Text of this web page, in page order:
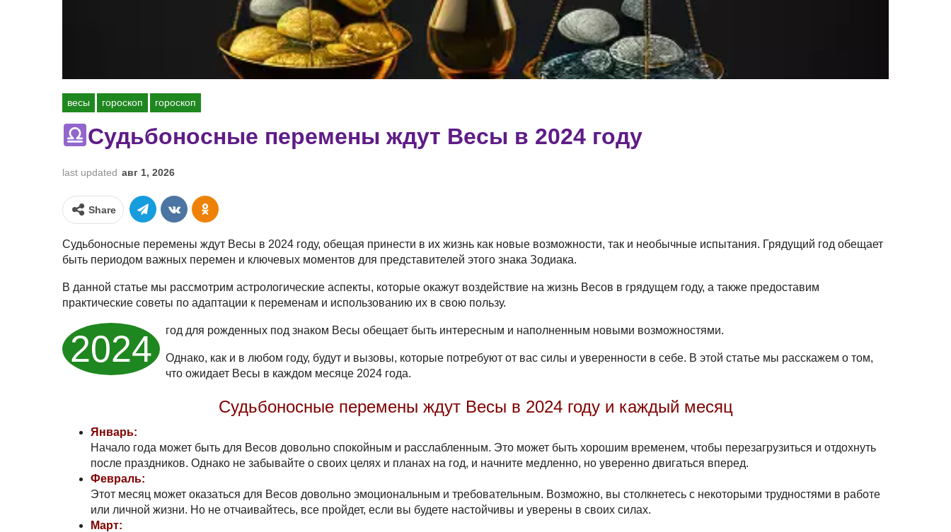
весы гороскоп гороскоп
Судьбоносные перемены ждут Весы в 2024 году
last updated авг 1, 2026
Share
Судьбоносные перемены ждут Весы в 2024 году, обещая принести в их жизнь как новые возможности, так и необычные испытания. Грядущий год обещает
быть периодом важных перемен и ключевых моментов для представителей этого знака Зодиака.
В данной статье мы рассмотрим астрологические аспекты, которые окажут воздействие на жизнь Весов в грядущем году, а также предоставим
практические советы по адаптации к переменам и использованию их в свою пользу.
2024 год для рожденных под знаком Весы обещает быть интересным и наполненным новыми возможностями.
Однако, как и в любом году, будут и вызовы, которые потребуют от вас силы и уверенности в себе. В этой статье мы расскажем о том,
что ожидает Весы в каждом месяце 2024 года.
Судьбоносные перемены ждут Весы в 2024 году и каждый месяц
Январь:
Начало года может быть для Весов довольно спокойным и расслабленным. Это может быть хорошим временем, чтобы перезагрузиться и отдохнуть
после праздников. Однако не забывайте о своих целях и планах на год, и начните медленно, но уверенно двигаться вперед.
Февраль:
Этот месяц может оказаться для Весов довольно эмоциональным и требовательным. Возможно, вы столкнетесь с некоторыми трудностями в работе
или личной жизни. Но не отчаивайтесь, все пройдет, если вы будете настойчивы и уверены в своих силах.
Март: